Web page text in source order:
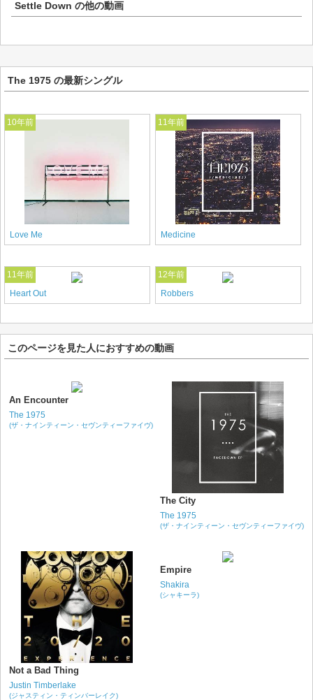
Settle Down の他の動画
The 1975 の最新シングル
10年前
Love Me
11年前
Medicine
11年前
Heart Out
12年前
Robbers
このページを見た人におすすめの動画
An Encounter
The 1975
(ザ・ナインティーン・セヴンティーファイヴ)
The City
The 1975
(ザ・ナインティーン・セヴンティーファイヴ)
Not a Bad Thing
Justin Timberlake
(ジャスティン・ティンバーレイク)
Empire
Shakira
(シャキーラ)